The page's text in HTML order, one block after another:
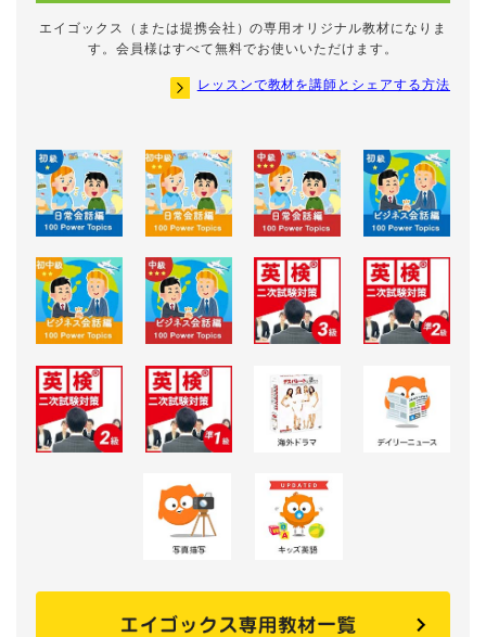
エイゴックス（または提携会社）の専用オリジナル教材になりま
す。会員様はすべて無料でお使いいただけます。
レッスンで教材を講師とシェアする方法